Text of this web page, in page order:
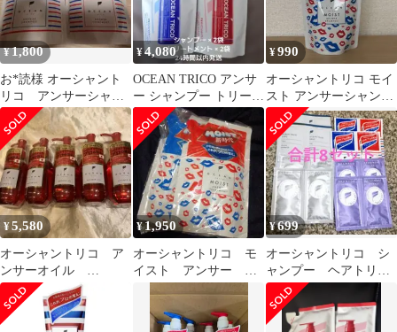
¥1,800
お*読様 オーシャント
リコ アンサーシャン
プー＆コンディショナ
ー
¥4,080
OCEAN TRICO アンサ
ー シャンプー トリート
メント 4点
¥990
オーシャントリコ モイ
スト アンサーシャンプ
ー 詰め替え用 350ml
¥5,580
オーシャントリコ ア
ンサーオイル
120ml×5個セット
¥1,950
オーシャントリコ モ
イスト アンサー シ
¥699
オーシャントリコ シ
ャンプー ヘアトリー
トメント スカルプ
カラーシャンプー